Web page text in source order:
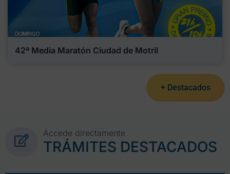
42ª Media Maratón Ciudad de Motril
+ Destacados
Accede directamente
TRÁMITES DESTACADOS